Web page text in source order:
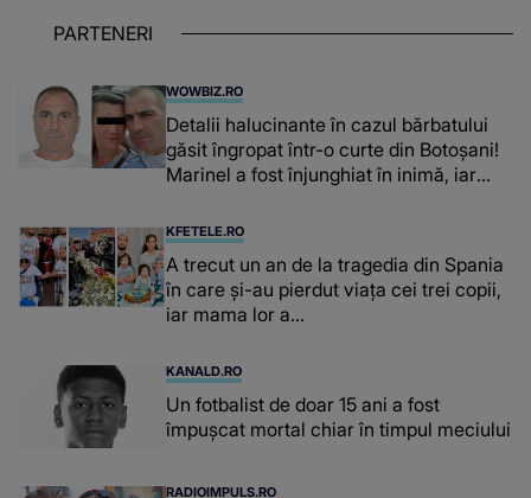
PARTENERI
WOWBIZ.RO
Detalii halucinante în cazul bărbatului
găsit îngropat într-o curte din Botoșani!
Marinel a fost înjunghiat în inimă, iar
suspecți
KFETELE.RO
A trecut un an de la tragedia din Spania
în care și-au pierdut viața cei trei copii,
iar mama lor a…
KANALD.RO
Un fotbalist de doar 15 ani a fost
împușcat mortal chiar în timpul meciului
RADIOIMPULS.RO